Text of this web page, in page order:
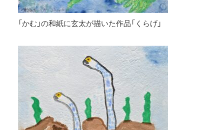
「かむ」の和紙に玄太が描いた作品「くらげ」